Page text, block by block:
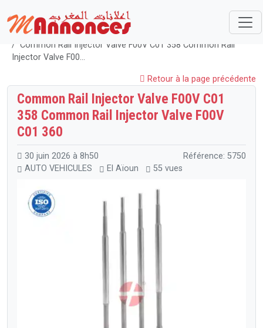
Maroc
AUTO VEHICULES
Pièces détachées et Accessoires
Common Rail Injector Valve F00V C01 358 Common Rail
Injector Valve F00...
Retour à la page précédente
Common Rail Injector Valve F00V C01
358 Common Rail Injector Valve F00V
C01 360
30 juin 2026 à 8h50
AUTO VEHICULES
El Aïoun 55 vues
Référence: 5750